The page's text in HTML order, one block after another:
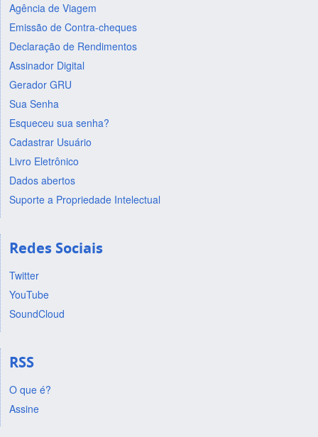
Agência de Viagem
Emissão de Contra-cheques
Declaração de Rendimentos
Assinador Digital
Gerador GRU
Sua Senha
Esqueceu sua senha?
Cadastrar Usuário
Livro Eletrônico
Dados abertos
Suporte a Propriedade Intelectual
Redes Sociais
Twitter
YouTube
SoundCloud
RSS
O que é?
Assine